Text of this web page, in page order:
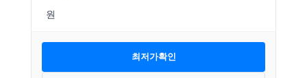
최저가확인